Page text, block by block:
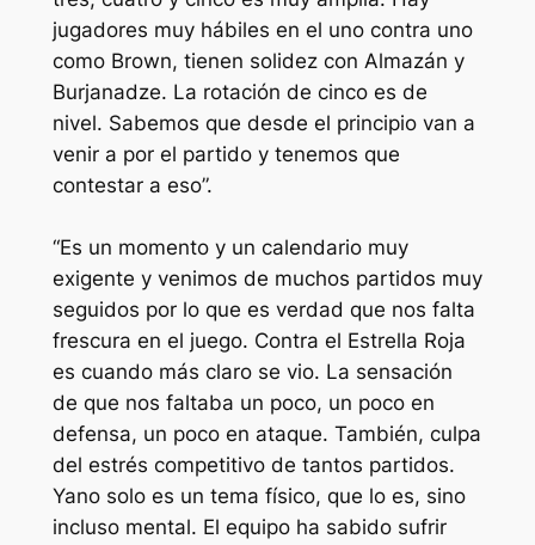
jugadores muy hábiles en el unocontra uno
comoBrown, tienen solidezcon Almazán y
Burjanadze. La rotación de cincoes de
nivel. Sabemos que desde el principio van a
venir a por el partidoy tenemos que
contestar a eso”.
“Es un momentoy un calendariomuy
exigente y venimos de muchos partidos muy
seguidos por lo que es verdad que nos falta
frescura en el juego. Contra el Estrella Roja
es cuando más clarose vio. La sensación
de que nos faltaba un poco, un pocoen
defensa, un pocoen ataque. También, culpa
del estrés competitivode tantos partidos.
Yano solo es un tema físico, que lo es, sino
inclusomental. El equipo ha sabidosufrir